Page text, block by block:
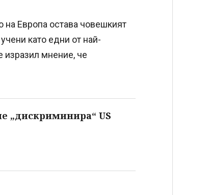
Европа остава човешкият
като едни от най-
изразил мнение, че
„дискриминира“ US